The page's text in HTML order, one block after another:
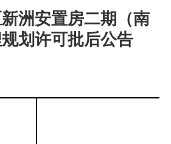
洲安置房二期（南
划许可批后公告